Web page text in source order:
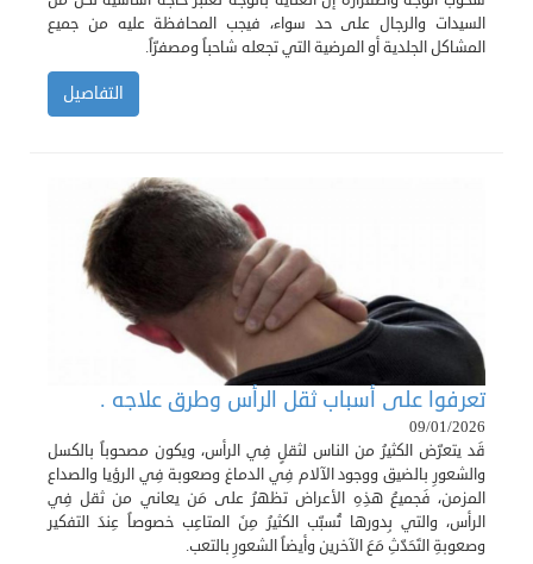
السيدات والرجال على حد سواء، فيجب المحافظة عليه من جميع
المشاكل الجلدية أو المرضية التي تجعله شاحباً ومصفرّاً.
التفاصيل
تعرفوا على أسباب ثقل الرأس وطرق علاجه .
09/01/2026
قَد يتعرّض الكثيرُ من الناس لثقلٍ فِي الرأس، ويكون مصحوباً بالكسل
والشعورِ بالضيق ووجود الآلام فِي الدماغ وصعوبة فِي الرؤيا والصداع
المزمن، فَجميعُ هذِهِ الأعراض تظهرُ على مَن يعاني من ثقل فِي
الرأس، والتي بِدورها تُسبّب الكثيرُ مِنَ المتاعِب خصوصاً عِندَ التفكير
وصعوبةِ التَحَدّثِ مَعَ الآخرين وأيضاً الشعورِ بالتعب.